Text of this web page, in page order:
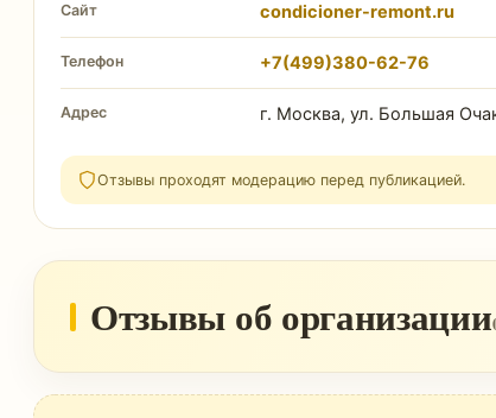
Сайт condicioner-remont.ru
Телефон +7(499)380-62-76
Адрес г. Москва, ул. Большая
Отзывы проходят модерацию перед публикацией.
Отзывы об организации